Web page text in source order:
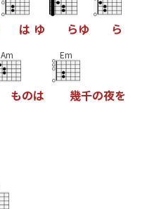
は ゆ らゆ ら
Am
ものは
Em
幾千の夜を